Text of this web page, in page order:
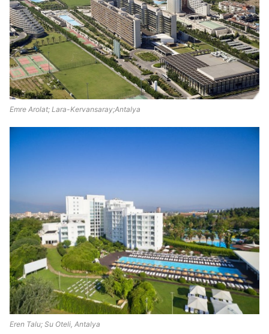
Emre Arolat; Lara-Kervansaray;Antalya
Eren Talu; Su Oteli, Antalya